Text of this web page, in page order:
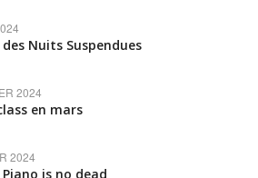
Nuits Suspendues
2024
en mars
2024
is no dead